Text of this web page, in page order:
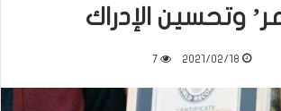
وتحسين الإدراك
2021/02/18
7